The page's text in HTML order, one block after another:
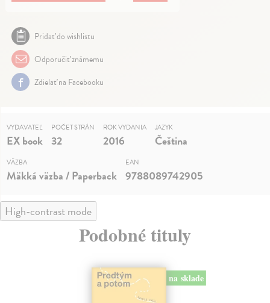
Pridať do wishlistu
Odporučiť známemu
Zdielať na Facebooku
VYDAVATEĽ
EX book
POČET STRÁN
32
ROK VYDANIA
2016
JAZYK
Čeština
VÄZBA
Mäkká väzba / Paperback
EAN
9788089742905
High-contrast mode
Podobné tituly
na sklade